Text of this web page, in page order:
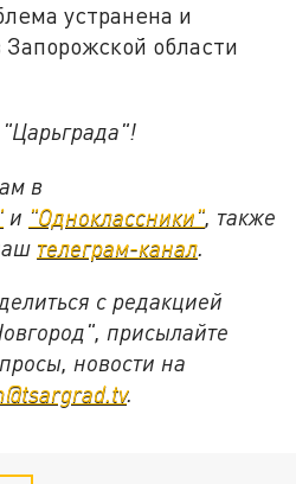
устранена и
области
в
и "Одноклассники" также
телеграм-канал
с редакцией
присылайте
новости на
.